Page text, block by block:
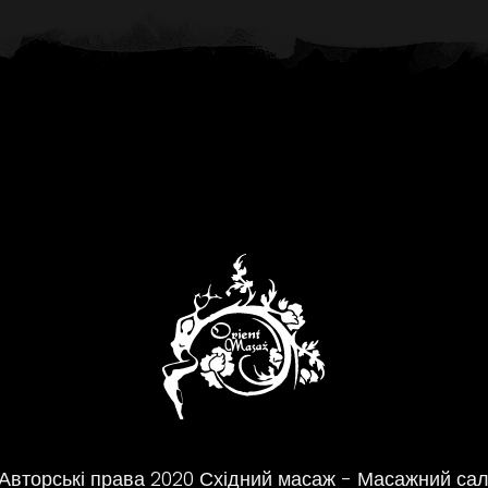
права 2020 Східний масаж - Масажний